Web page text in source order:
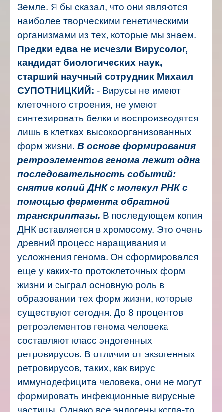
Земле. Я бы сказал, что они являются
наиболее творческими генетическими
организмами из тех, которые мы знаем.
Предки едва не исчезли Вирусолог,
кандидат биологических наук,
старший научный сотрудник Михаил
СУПОТНИЦКИЙ: - Вирусы не имеют
клеточного строения, не умеют
синтезировать белки и воспроизводятся
лишь в клетках высокоорганизованных
форм жизни. В основе формирования
ретроэлементов генома лежит одна
последовательность событий:
снятие копий ДНК с молекул РНК с
помощью фермента обратной
транскриптазы. В последующем копия
ДНК вставляется в хромосому. Это очень
древний процесс наращивания и
усложнения генома. Он сформировался
еще у каких-то протоклеточных форм
жизни и сыграл основную роль в
образовании тех форм жизни, которые
существуют сегодня. До 8 процентов
ретроэлементов генома человека
составляют класс эндогенных
ретровирусов. В отличии от экзогенных
ретровирусов, таких, как вирус
иммунодефицита человека, они не могут
формировать инфекционные вирусные
частицы. Однако все эндогены когда-то